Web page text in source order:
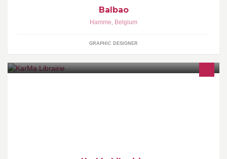
Balbao
Hamme, Belgium
GRAPHIC DESIGNER